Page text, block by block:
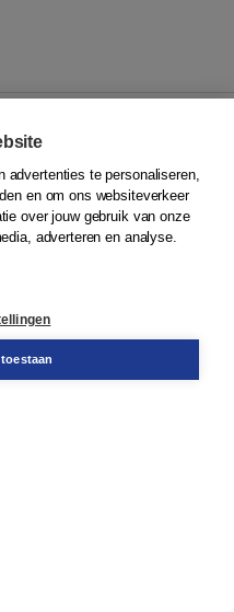
advertenties te personaliseren,
en om ons websiteverkeer
over jouw gebruik van onze
adverteren en analyse.